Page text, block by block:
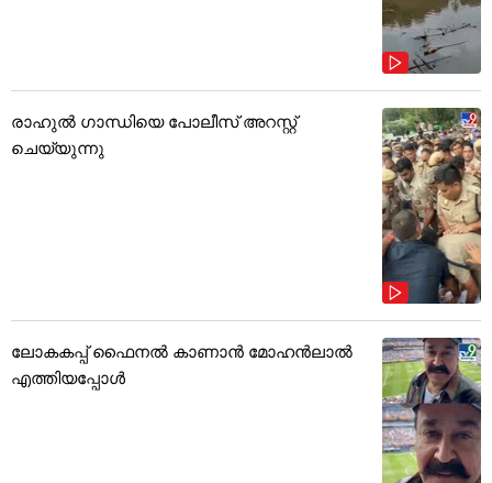
രാഹുൽ ഗാന്ധിയെ പോലീസ് അറസ്റ്റ്
ചെയ്യുന്നു
ലോകകപ്പ് ഫൈനൽ കാണാൻ മോഹൻലാൽ
എത്തിയപ്പോൾ